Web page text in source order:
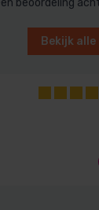
beoordeling
Bekijk